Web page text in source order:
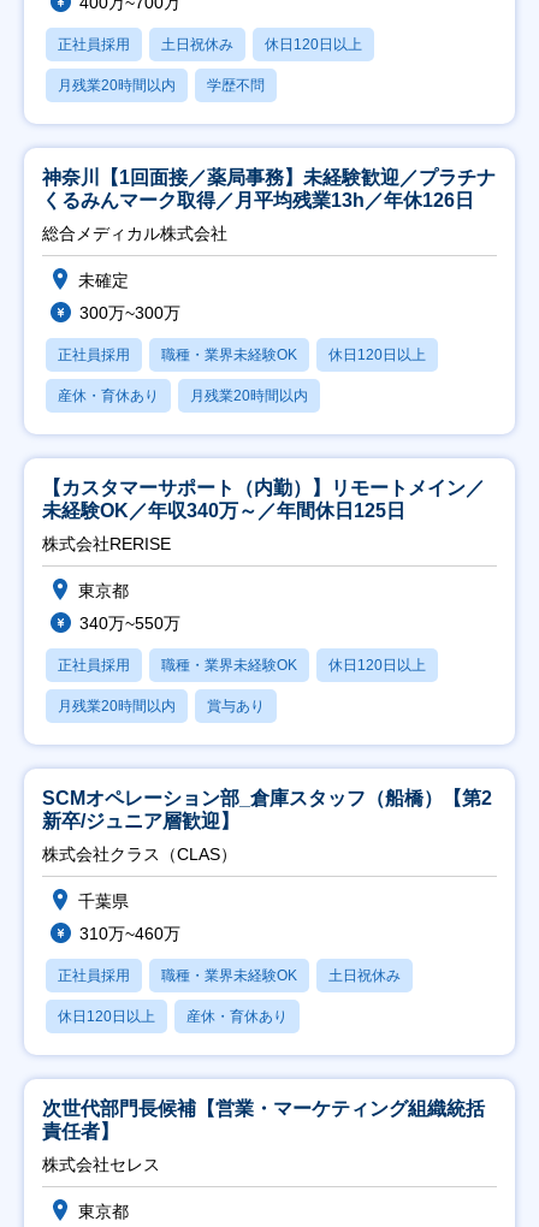
正社員採用 土日祝休み 休日120日以上
月残業20時間以内 学歴不問
神奈川【1回面接／薬局事務】未経験歓迎／プラチナ
くるみんマーク取得／月平均残業13h／年休126日
総合メディカル株式会社
未確定
300万~300万
正社員採用 職種・業界未経験OK 休日120日以上
産休・育休あり 月残業20時間以内
【カスタマーサポート（内勤）】リモートメイン／
未経験OK／年収340万～／年間休日125日
株式会社RERISE
東京都
340万~550万
正社員採用 職種・業界未経験OK 休日120日以上
月残業20時間以内 賞与あり
SCMオペレーション部_倉庫スタッフ（船橋）【第2
新卒/ジュニア層歓迎】
株式会社クラス（CLAS）
千葉県
310万~460万
正社員採用 職種・業界未経験OK 土日祝休み
休日120日以上 産休・育休あり
次世代部門長候補【営業・マーケティング組織統括
責任者】
株式会社セレス
東京都